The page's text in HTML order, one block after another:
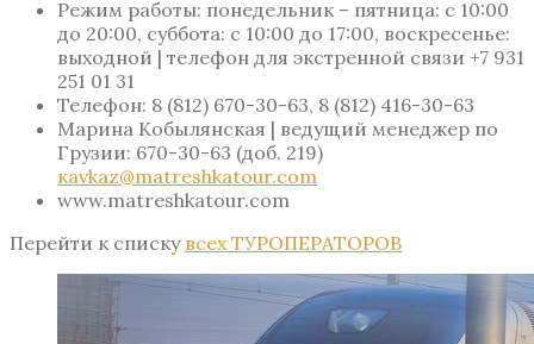
Режим работы: понедельник – пятница: с 10:00
до 20:00, суббота: с 10:00 до 17:00, воскресенье:
выходной | телефон для экстренной связи +7 931
251 01 31
Телефон: 8 (812) 670-30-63, 8 (812) 416-30-63
Марина Кобылянская | ведущий менеджер по
Грузии: 670-30-63 (доб. 219)
кavkaz@matreshkatour.com
www.matreshkatour.com
Перейти к списку всех ТУРОПЕРАТОРОВ